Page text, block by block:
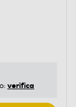
verifica